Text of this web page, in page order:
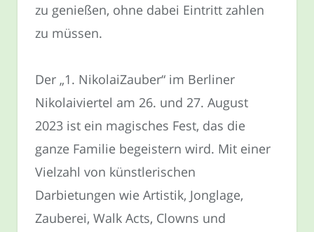
zu genießen, ohne dabei Eintritt zahlen
zu müssen.
Der „1. NikolaiZauber“ im Berliner
Nikolaiviertel am 26. und 27. August
2023 ist ein magisches Fest, das die
ganze Familie begeistern wird. Mit einer
Vielzahl von künstlerischen
Darbietungen wie Artistik, Jonglage,
Zauberei, Walk Acts, Clowns und